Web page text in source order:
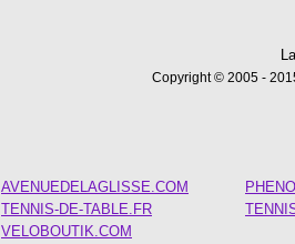
Copyright © 2005 -
AVENUEDELAGLISSE.COM
TENNIS-DE-TABLE.FR
VELOBOUTIK.COM